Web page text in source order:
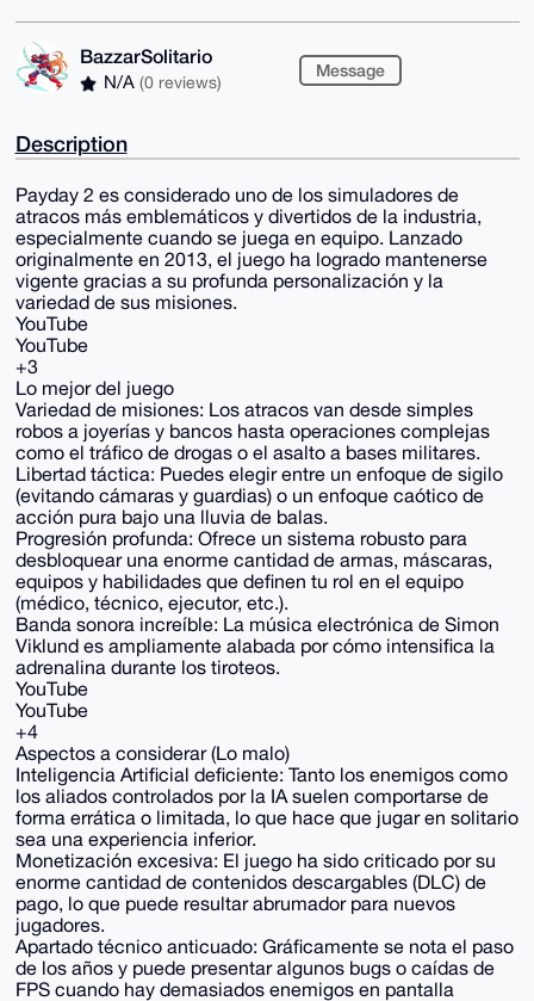
BazzarSolitario
N/A (0 reviews)
Message
Description
Payday 2 es considerado uno de los simuladores de
atracos más emblemáticos y divertidos de la industria,
especialmente cuando se juega en equipo. Lanzado
originalmente en 2013, el juego ha logrado mantenerse
vigente gracias a su profunda personalización y la
variedad de sus misiones.
YouTube
YouTube
+3
Lo mejor del juego
Variedad de misiones: Los atracos van desde simples
robos a joyerías y bancos hasta operaciones complejas
como el tráfico de drogas o el asalto a bases militares.
Libertad táctica: Puedes elegir entre un enfoque de sigilo
(evitando cámaras y guardias) o un enfoque caótico de
acción pura bajo una lluvia de balas.
Progresión profunda: Ofrece un sistema robusto para
desbloquear una enorme cantidad de armas, máscaras,
equipos y habilidades que definen tu rol en el equipo
(médico, técnico, ejecutor, etc.).
Banda sonora increíble: La música electrónica de Simon
Viklund es ampliamente alabada por cómo intensifica la
adrenalina durante los tiroteos.
YouTube
YouTube
+4
Aspectos a considerar (Lo malo)
Inteligencia Artificial deficiente: Tanto los enemigos como
los aliados controlados por la IA suelen comportarse de
forma errática o limitada, lo que hace que jugar en solitario
sea una experiencia inferior.
Monetización excesiva: El juego ha sido criticado por su
enorme cantidad de contenidos descargables (DLC) de
pago, lo que puede resultar abrumador para nuevos
jugadores.
Apartado técnico anticuado: Gráficamente se nota el paso
de los años y puede presentar algunos bugs o caídas de
FPS cuando hay demasiados enemigos en pantalla